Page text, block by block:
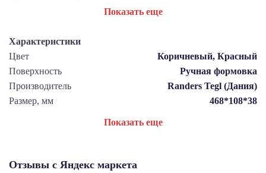
Показать еще
Характеристики
Цвет
Коричневый, Красный
Поверхность
Ручная формовка
Производитель
Randers Tegl (Дания)
Размер, мм
468*108*38
Показать еще
Отзывы с Яндекс маркета